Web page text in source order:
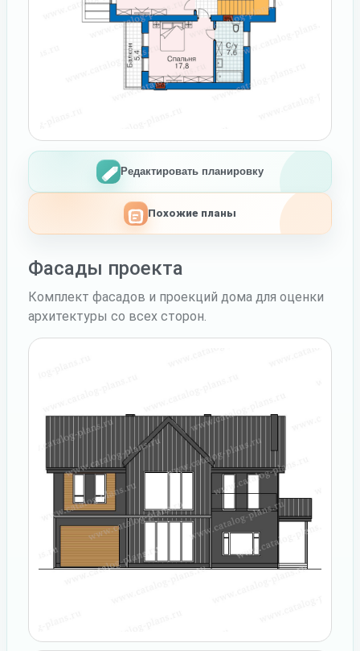
Редактировать планировку
Похожие планы
Фасады проекта
Комплект фасадов и проекций дома для оценки
архитектуры со всех сторон.